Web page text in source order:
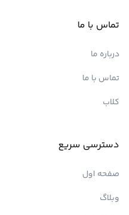
تماس با ما
درباره ما
تماس با ما
کلاب
دسترسی سریع
صفحه اول
وبلاگ